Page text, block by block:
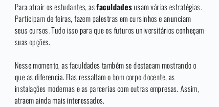
Para atrair os estudantes, asfaculdadesusam várias estratégias.
Participam de feiras, fazem palestras em cursinhos e anunciam
seus cursos. Tudo isso para que os futuros universitários conheçam
suas opções.
Nesse momento, as faculdades também se destacam mostrando o
que as diferencia. Elas ressaltam o bom corpo docente, as
instalações modernas e as parcerias com outras empresas. Assim,
atraem ainda mais interessados.